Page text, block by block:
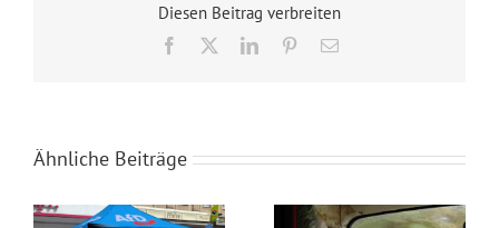
Diesen Beitrag verbreiten
Facebook LinkedInPinterest
E-
Ähnliche Beiträge